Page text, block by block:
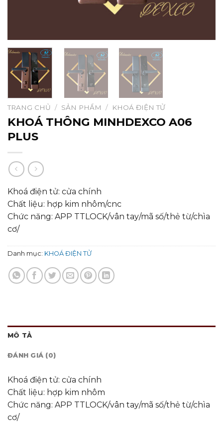
TRANG CHỦ / SẢN PHẨM / KHOÁ ĐIỆN TỬ
KHOÁ THÔNG MINHDEXCO A06
PLUS
Khoá điện tử: cửa chính
Chất liệu: hợp kim nhôm/cnc
Chức năng: APP TTLOCK/vân tay/mã số/thẻ từ/chìa
cơ/
Danh mục: KHOÁ ĐIỆN TỬ
MÔ TẢ
ĐÁNH GIÁ (0)
Khoá điện tử: cửa chính
Chất liệu: hợp kim nhôm
Chức năng: APP TTLOCK/vân tay/mã số/thẻ từ/chìa
cơ/